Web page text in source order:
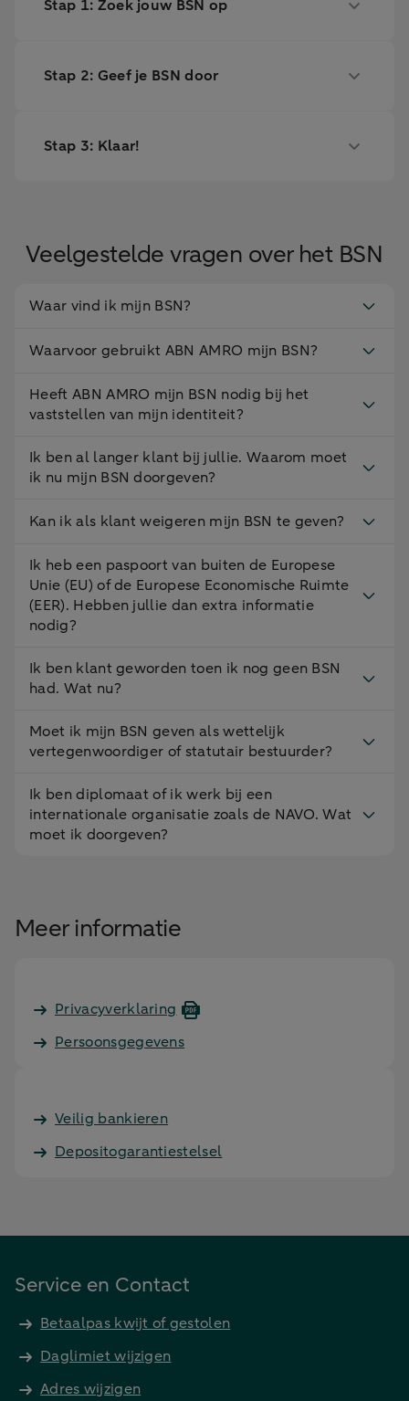
Stap 1: Zoek jouw BSN op
Stap 2: Geef je BSN door
Stap 3: Klaar!
Veelgestelde vragen over het BSN
Waar vind ik mijn BSN?
Waarvoor gebruikt ABN AMRO mijn BSN?
Heeft ABN AMRO mijn BSN nodig bij het
vaststellen van mijn identiteit?
Ik ben al langer klant bij jullie. Waarom moet
ik nu mijn BSN doorgeven?
Kan ik als klant weigeren mijn BSN te geven?
Ik heb een paspoort van buiten de Europese
Unie (EU) of de Europese Economische Ruimte
(EER). Hebben jullie dan extra informatie
nodig?
Ik ben klant geworden toen ik nog geen BSN
had. Wat nu?
Moet ik mijn BSN geven als wettelijk
vertegenwoordiger of statutair bestuurder?
Ik ben diplomaat of ik werk bij een
internationale organisatie zoals de NAVO. Wat
moet ik doorgeven?
Meer informatie
Privacyverklaring
Persoonsgegevens
Veilig bankieren
Depositogarantiestelsel
Service en Contact
Betaalpas kwijt of gestolen
Daglimiet wijzigen
Adres wijzigen